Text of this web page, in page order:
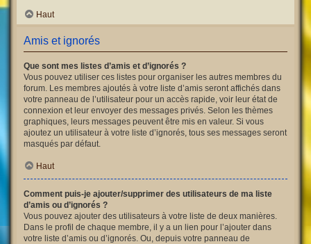
Haut
Amis et ignorés
Que sont mes listes d’amis et d’ignorés ?
Vous pouvez utiliser ces listes pour organiser les autres membres du
forum. Les membres ajoutés à votre liste d’amis seront affichés dans
votre panneau de l’utilisateur pour un accès rapide, voir leur état de
connexion et leur envoyer des messages privés. Selon les thèmes
graphiques, leurs messages peuvent être mis en valeur. Si vous
ajoutez un utilisateur à votre liste d’ignorés, tous ses messages seront
masqués par défaut.
Haut
Comment puis-je ajouter/supprimer des utilisateurs de ma liste
d’amis ou d’ignorés ?
Vous pouvez ajouter des utilisateurs à votre liste de deux manières.
Dans le profil de chaque membre, il y a un lien pour l’ajouter dans
votre liste d’amis ou d’ignorés. Ou, depuis votre panneau de